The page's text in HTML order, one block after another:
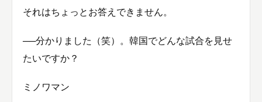
それはちょっとお答えできません。
──分かりました（笑）。韓国でどんな試合を見せ
たいですか？
ミノワマン